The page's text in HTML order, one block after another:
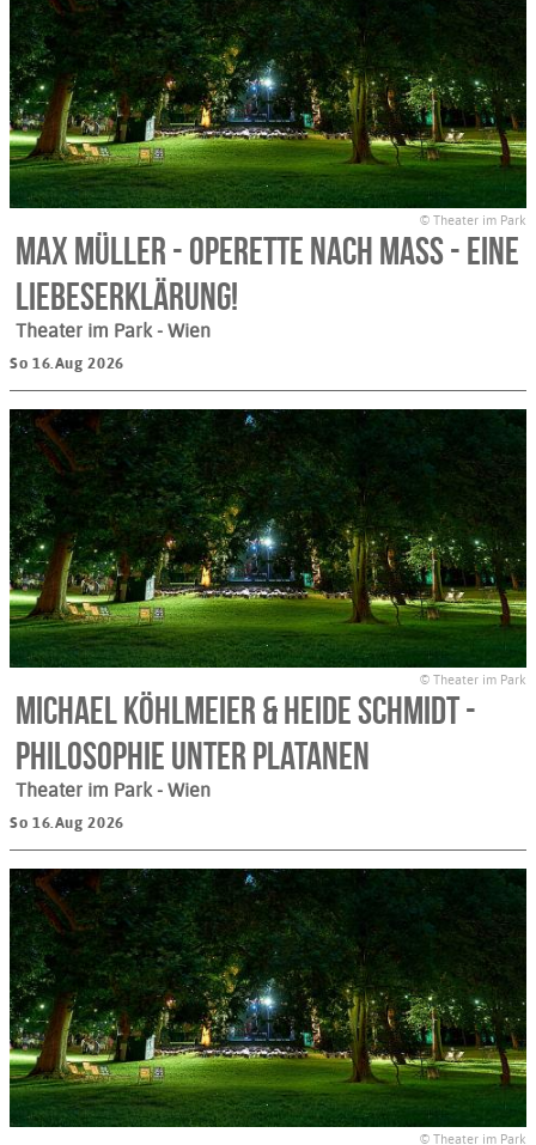
© Theater im Park
Max Müller - Operette nach Maß - eine
Liebeserklärung!
Theater im Park- Wien
So 16.Aug 2026
© Theater im Park
Michael Köhlmeier & Heide Schmidt -
Philosophie unter Platanen
Theater im Park- Wien
So 16.Aug 2026
© Theater im Park